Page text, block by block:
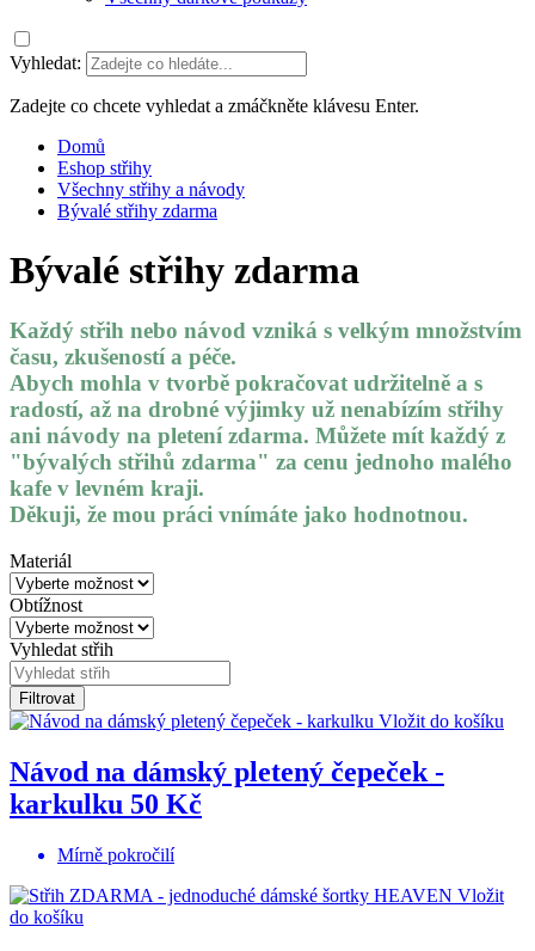
Vyhledat:
Zadejte co chcete vyhledat a zmáčkněte klávesu Enter.
Domů
Eshop střihy
Všechny střihy a návody
Bývalé střihy zdarma
Bývalé střihy zdarma
Každý střih nebo návod vzniká s velkým množstvím
času, zkušeností a péče.
Abych mohla v tvorbě pokračovat udržitelně a s
radostí, až na drobné výjimky už nenabízím střihy
ani návody na pletení zdarma. Můžete mít každý z
"bývalých střihů zdarma" za cenu jednoho malého
kafe v levném kraji.
Děkuji, že mou práci vnímáte jako hodnotnou.
Materiál
Obtížnost
Vyhledat střih
Filtrovat
Vložit do košíku
Návod na dámský pletený čepeček -
karkulku 50 Kč
Mírně pokročilí
Vložit
do košíku